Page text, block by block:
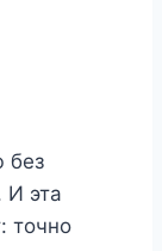
без
И эта
точно